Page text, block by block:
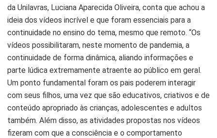
da Unilavras, Luciana Aparecida Oliveira, conta que achou a
ideia dos vídeos incrível e que foram essenciais para a
continuidade no ensino do tema, mesmo que remoto. “Os
vídeos possibilitaram, neste momento de pandemia, a
continuidade de forma dinâmica, aliando informações e
parte lúdica extremamente atraente ao público em geral.
Um ponto fundamental foram os pais poderem interagir
com seus filhos, uma vez que são educativos, criativos e de
conteúdo apropriado às crianças, adolescentes e adultos
também. Além disso, as atividades propostas nos vídeos
fizeram com que a consciência e o comportamento